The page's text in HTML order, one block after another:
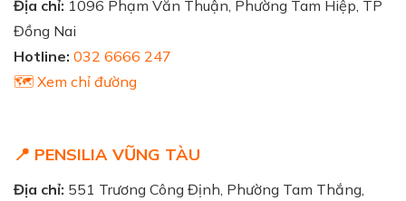
Địa chỉ: 1096 Phạm Văn Thuận, Phường Tam Hiệp, TP
Đồng Nai
Hotline: 032 6666 247
🗺️ Xem chỉ đường
📍 PENSILIA VŨNG TÀU
Địa chỉ: 551 Trương Công Định, Phường Tam Thắng,